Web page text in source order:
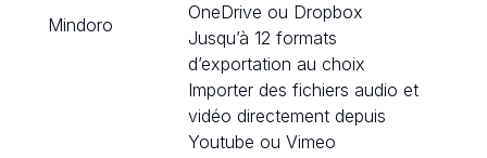
Mindoro
OneDrive ou Dropbox
Jusqu’à 12 formats
d’exportation au choix
Importer des fichiers audio et
vidéo directement depuis
Youtube ou Vimeo